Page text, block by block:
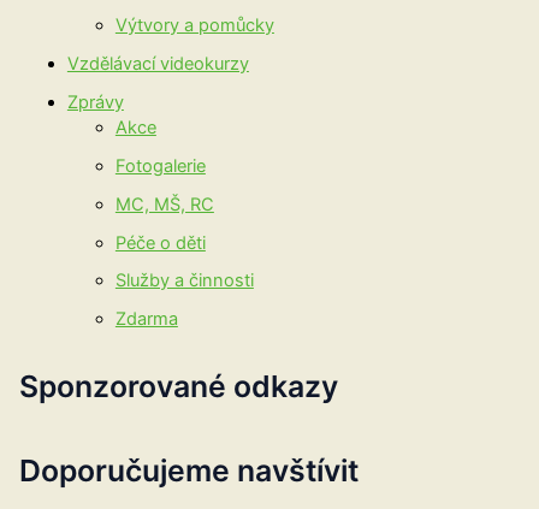
Výtvory a pomůcky
Vzdělávací videokurzy
Zprávy
Akce
Fotogalerie
MC, MŠ, RC
Péče o děti
Služby a činnosti
Zdarma
Sponzorované odkazy
Doporučujeme navštívit